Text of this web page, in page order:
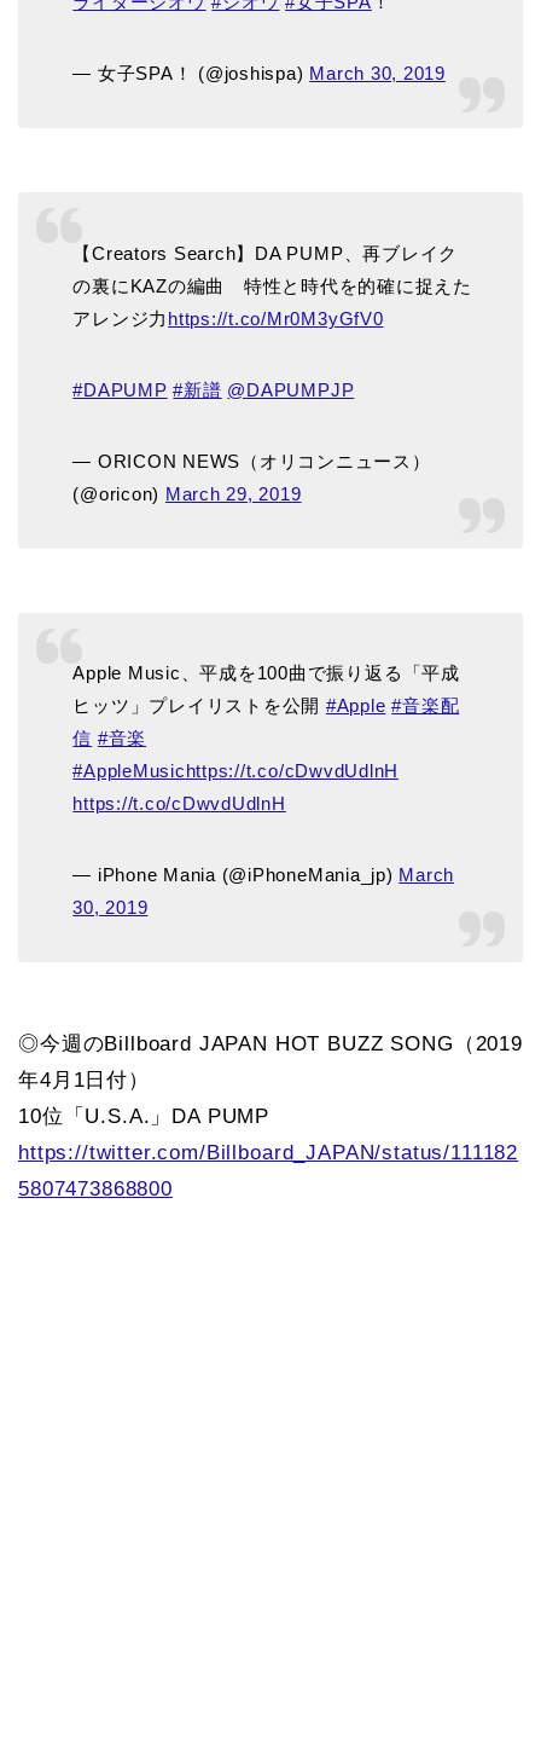
— 女子SPA！ (@joshispa) March 30, 2019
【Creators Search】DA PUMP、再ブレイク
の裏にKAZの編曲 特性と時代を的確に捉えた
アレンジ力 https://t.co/Mr0M3yGfV0
#DAPUMP #新譜 @DAPUMPJP
— ORICON NEWS（オリコンニュース）
(@oricon) March 29, 2019
Apple Music、平成を100曲で振り返る「平成
ヒッツ」プレイリストを公開 #Apple #音楽配
信 #音楽
#AppleMusichttps://t.co/cDwvdUdlnH
https://t.co/cDwvdUdlnH
— iPhone Mania (@iPhoneMania_jp) March
30, 2019
◎今週のBillboard JAPAN HOT BUZZ SONG（2019
年4月1日付）
10位「U.S.A.」DA PUMP
https://twitter.com/Billboard_JAPAN/status/111182
5807473868800